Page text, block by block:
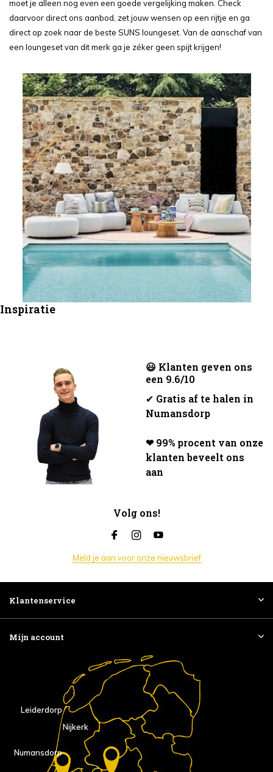
moet je alleen nog even een goede vergelijking maken. Check
daarvoor direct ons aanbod, zet jouw wensen op een rijtje en ga
direct op zoek naar de beste SUNS loungeset. Van de aanschaf van
een loungeset van dit merk ga je zéker geen spijt krijgen!
Inspiratie
😃 Klanten geven ons
een 9.6/10
✔ Gratis af te halen in
Numansdorp
❤ 99% procent van onze
klanten beveelt ons
aan
Volg ons!
Meld je aan voor onze nieuwsbrief
Klantenservice
Mijn account
Nijkerk
Numansdorp
Leiderdorp